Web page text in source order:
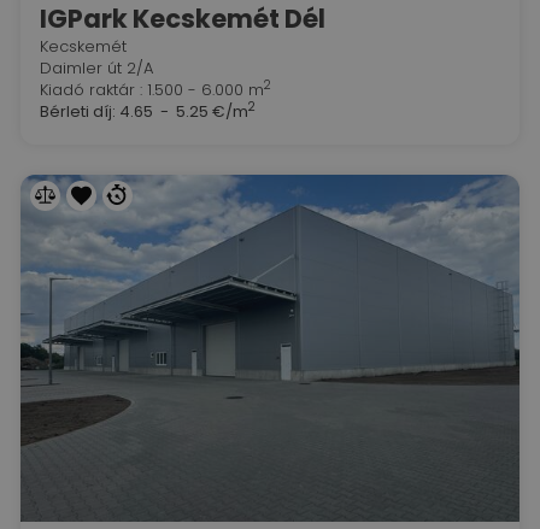
IGPark Kecskemét Dél
Kecskemét
Daimler út 2/A
Kiadó raktár : 1.500 - 6.000 m2
Bérleti díj: 4.65 - 5.25 €/m2